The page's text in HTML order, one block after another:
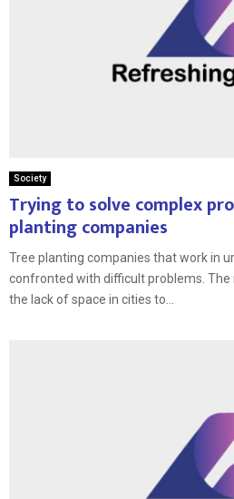
Society
Trying to solve complex
planting companies
Tree planting companies that work in
confronted with difficult problems.
the lack of space in cities to...